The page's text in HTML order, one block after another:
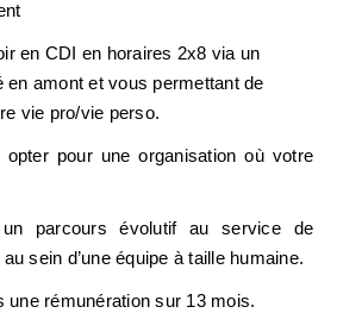
en CDI en horaires 2x8 via un
en amont et vous permettant de
vie pro/vie perso.
opter pour une organisation où votre
parcours évolutif au service de
sein d’une équipe à taille humaine.
une rémunération sur 13 mois.